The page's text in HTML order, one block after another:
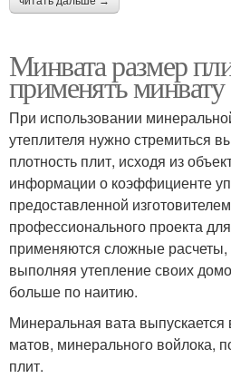
Минвата размер
применять минвату
При использовании
утеплителя нужно стремиться
плотность плит, исходя из
информации о коэффициенте
предоставленной
профессионального проекта
применяются сложные расчеты,
выполняя утепление своих
больше по наитию.
Минеральная вата
матов, минерального войлока,
плит.